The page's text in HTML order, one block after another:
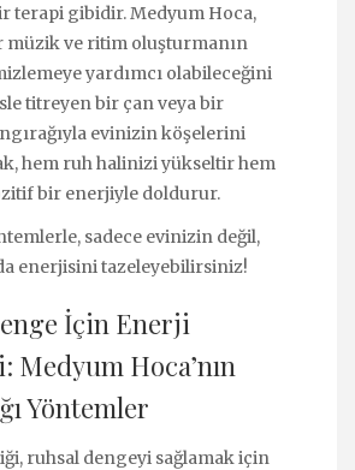
terapi gibidir. Medyum Hoca,
müzik ve ritim oluşturmanın
yardımcı olabileceğini
titreyen bir çan veya bir
evinizin köşelerini
hem ruh halinizi yükseltir hem
bir enerjiyle doldurur.
sadece evinizin değil,
enerjisini tazeleyebilirsiniz!
İçin Enerji
Medyum Hoca’nın
Yöntemler
ruhsal dengeyi sağlamak için